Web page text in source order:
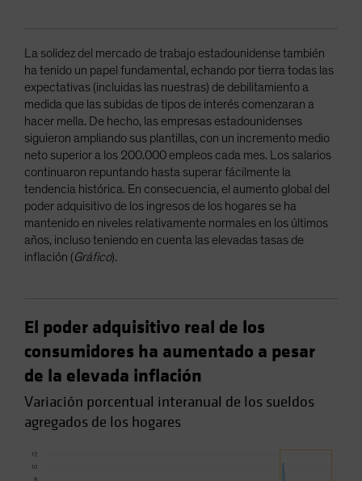
La solidez del mercado de trabajo estadounidense también
ha tenido un papel fundamental, echando por tierra todas las
expectativas (incluidas las nuestras) de debilitamiento a
medida que las subidas de tipos de interés comenzaran a
hacer mella. De hecho, las empresas estadounidenses
siguieron ampliando sus plantillas, con un incremento medio
neto superior a los 200.000 empleos cada mes. Los salarios
continuaron repuntando hasta superar fácilmente la
tendencia histórica. En consecuencia, el aumento global del
poder adquisitivo de los ingresos de los hogares se ha
mantenido en niveles relativamente normales en los últimos
años, incluso teniendo en cuenta las elevadas tasas de
inflación (Gráfico).
El poder adquisitivo real de los
consumidores ha aumentado a pesar
de la elevada inflación
Variación porcentual interanual de los sueldos
agregados de los hogares